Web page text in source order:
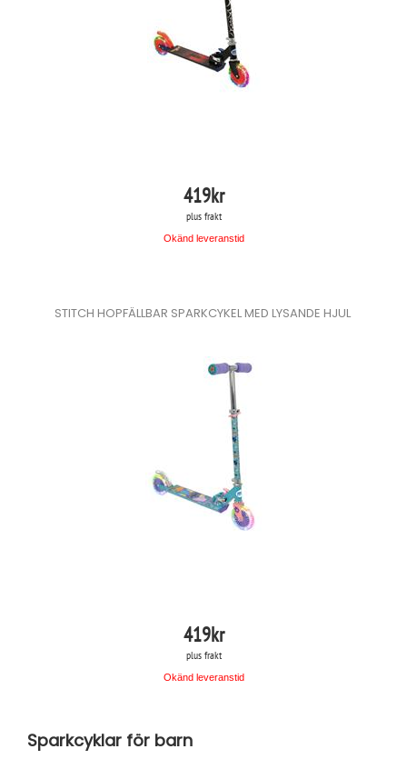
419kr
plus frakt
Okänd leveranstid
STITCH HOPFÄLLBAR SPARKCYKEL MED LYSANDE HJUL
419kr
plus frakt
Okänd leveranstid
Sparkcyklar för barn